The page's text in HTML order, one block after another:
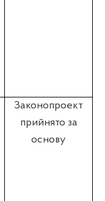
Законопроект
прийнято за
основу